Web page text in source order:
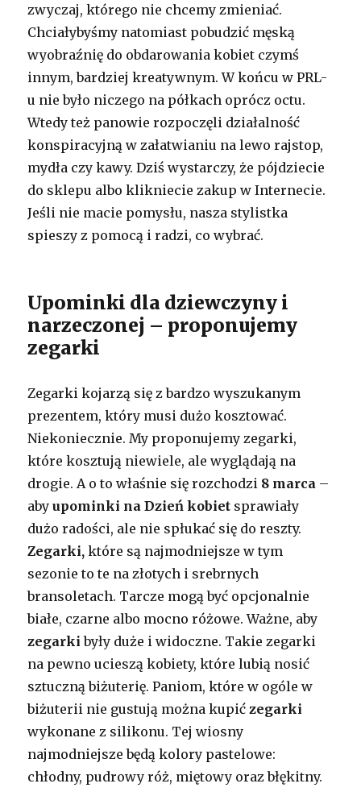
zwyczaj, którego nie chcemy zmieniać.
Chciałybyśmy natomiast pobudzić męską
wyobraźnię do obdarowania kobiet czymś
innym, bardziej kreatywnym. W końcu w PRL-
u nie było niczego na półkach oprócz octu.
Wtedy też panowie rozpoczęli działalność
konspiracyjną w załatwianiu na lewo rajstop,
mydła czy kawy. Dziś wystarczy, że pójdziecie
do sklepu albo klikniecie zakup w Internecie.
Jeśli nie macie pomysłu, nasza stylistka
spieszy z pomocą i radzi, co wybrać.
Upominki dla dziewczyny i
narzeczonej – proponujemy
zegarki
Zegarki kojarzą się z bardzo wyszukanym
prezentem, który musi dużo kosztować.
Niekoniecznie. My proponujemy zegarki,
które kosztują niewiele, ale wyglądają na
drogie. A o to właśnie się rozchodzi 8 marca –
abyupominki na Dzień kobiet sprawiały
dużo radości, ale nie spłukać się do reszty.
Zegarki, które są najmodniejsze w tym
sezonie to te na złotych i srebrnych
bransoletach. Tarcze mogą być opcjonalnie
białe, czarne albo mocno różowe. Ważne, aby
zegarki były duże i widoczne. Takie zegarki
na pewno ucieszą kobiety, które lubią nosić
sztuczną biżuterię. Paniom, które w ogóle w
biżuterii nie gustują można kupićzegarki
wykonane z silikonu. Tej wiosny
najmodniejsze będą kolory pastelowe:
chłodny, pudrowy róż, miętowy oraz błękitny.